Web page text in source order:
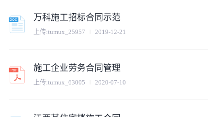
万科施工招标合同示范
上传:tumux_25957 2019-12-21
施工企业劳务合同管理
上传:tumux_63005 2020-07-10